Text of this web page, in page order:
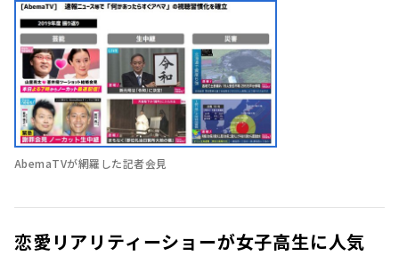
AbemaTVが網羅した記者会見
恋愛リアリティーショーが女子高生に人気